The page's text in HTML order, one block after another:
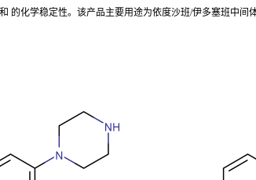
的化学稳定性。该产品主要用途为依度沙班/伊多塞班中